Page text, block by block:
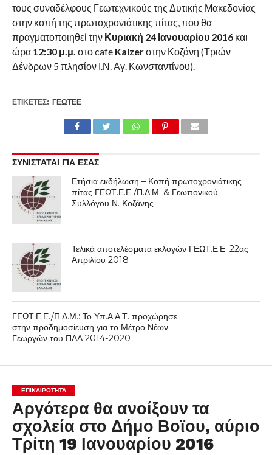
τους συναδέλφους Γεωτεχνικούς της Δυτικής Μακεδονίας
στην κοπή της πρωτοχρονιάτικης πίτας, που θα
πραγματοποιηθεί την Κυριακή 24 Ιανουαρίου 2016και
ώρα 12:30 μ.μ. στο cafe Kaizerστην Κοζάνη (Τριών
Δένδρων 5 πλησίον Ι.Ν. Αγ. Κωνσταντίνου).
ΕΤΙΚΕΤΕΣ: ΓΕΩΤΕΕ
ΣΥΝΙΣΤΑΤΑΙ ΓΙΑ ΕΣΑΣ
Ετήσια εκδήλωση – Κοπή πρωτοχρονιάτικης
πίτας ΓΕΩΤ.Ε.Ε./Π.Δ.Μ. & Γεωπονικού
Συλλόγου Ν. Κοζάνης
Τελικά αποτελέσματα εκλογών ΓΕΩΤ.Ε.Ε. 22ας
Απριλίου 2018
ΓΕΩΤ.Ε.Ε./Π.Δ.Μ.: Το Υπ.Α.Α.Τ. προχώρησε
στην προδημοσίευση για το Μέτρο Νέων
Γεωργών του ΠΑΑ 2014-2020
ΕΠΙΚΑΙΡΟΤΗΤΑ
Αργότερα θα ανοίξουν τα
σχολεία στο Δήμο Βοϊου, αύριο
Τρίτη 19 Ιανουαρίου 2016